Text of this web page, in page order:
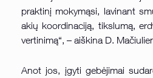
praktinį mokymąsi, lavinant
akių koordinaciją, tikslumą,
vertinimą“, – aiškina D.
Anot jos, įgyti gebėjimai